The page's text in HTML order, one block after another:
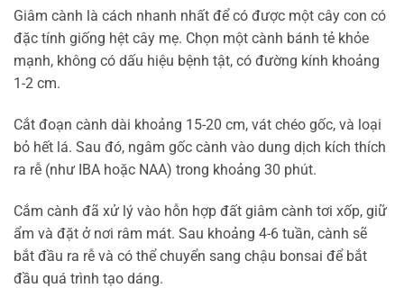
Giâm cành là cách nhanh nhất để có được một cây con có
đặc tính giống hệt cây mẹ. Chọn một cành bánh tẻ khỏe
mạnh, không có dấu hiệu bệnh tật, có đường kính khoảng
1-2 cm.
Cắt đoạn cành dài khoảng 15-20 cm, vát chéo gốc, và loại
bỏ hết lá. Sau đó, ngâm gốc cành vào dung dịch kích thích
ra rễ (như IBA hoặc NAA) trong khoảng 30 phút.
Cắm cành đã xử lý vào hỗn hợp đất giâm cành tơi xốp, giữ
ẩm và đặt ở nơi râm mát. Sau khoảng 4-6 tuần, cành sẽ
bắt đầu ra rễ và có thể chuyển sang chậu bonsai để bắt
đầu quá trình tạo dáng.